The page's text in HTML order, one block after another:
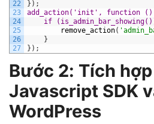
22
23
24
25
26
27
} ) ;
add_action('init', function ()
if
remove_action(
}
} ) ;
Bước 2: Tích
Javascript SDK
WordPress